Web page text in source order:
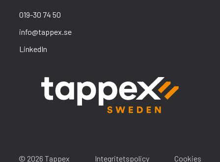
019-30 74 50
info@tappex.se
LinkedIn
© 2026 Tappex Integritetspolicy Cookies